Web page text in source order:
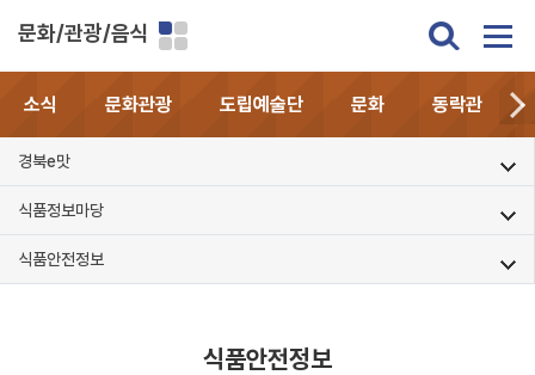
문화/관광/음식
소식 문화관광 도립예술단 문화 동락관
경북e맛
식품정보마당
식품안전정보
식품안전정보